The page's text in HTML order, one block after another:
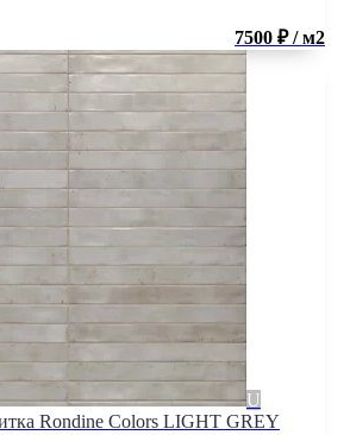
7500 ₽ / м2
Rondine Colors LIGHT GREY